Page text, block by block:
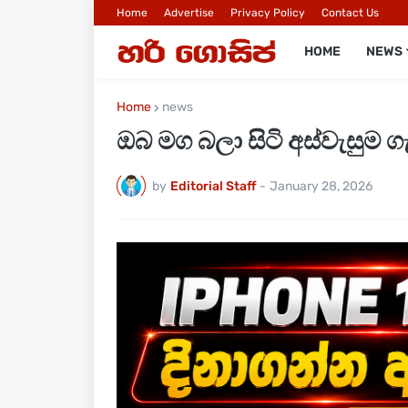
Home Advertise Privacy Policy Contact Us
HOME NEWS
Home news
ඔබ මග බලා සිටි අස්වැසුම
by Editorial Staff - January 28, 2026